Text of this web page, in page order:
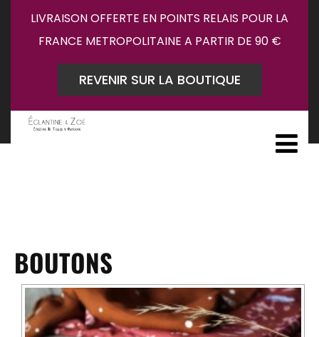
LIVRAISON OFFERTE EN POINTS RELAIS POUR LA
FRANCE METROPOLITAINE A PARTIR DE 90 €
REVENIR SUR LA BOUTIQUE
BOUTONS